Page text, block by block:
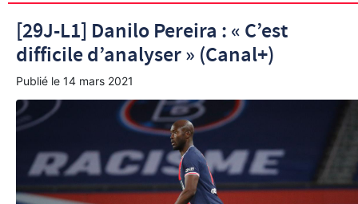
[29J-L1] Danilo Pereira : « C’est
difficile d’analyser » (Canal+)
Publié le 14 mars 2021